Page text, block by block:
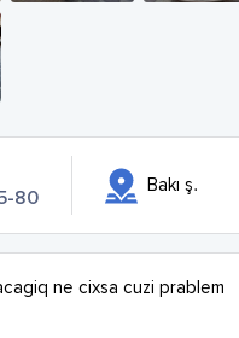
80
Bakı ş.
ne cixsa cuzi prablem